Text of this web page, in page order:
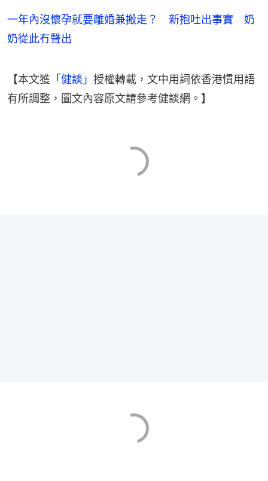
一年內沒懷孕就要離婚兼搬走？ 新抱吐出事實 奶
奶從此冇聲出
【本文獲 「健談」 授權轉載，文中用詞依香港慣用語
有所調整，圖文內容原文請參考健談網。】